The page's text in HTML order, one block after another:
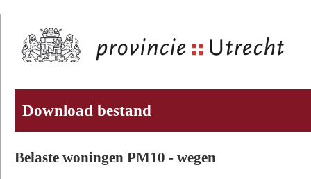
Download bestand
Belaste woningen PM10 - wegen